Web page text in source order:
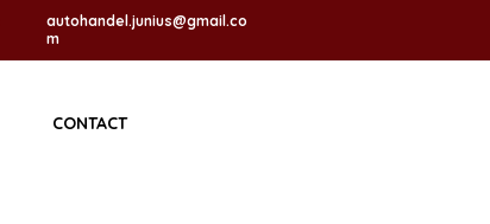
CONTACT
autohandel.junius@gmail.co
m